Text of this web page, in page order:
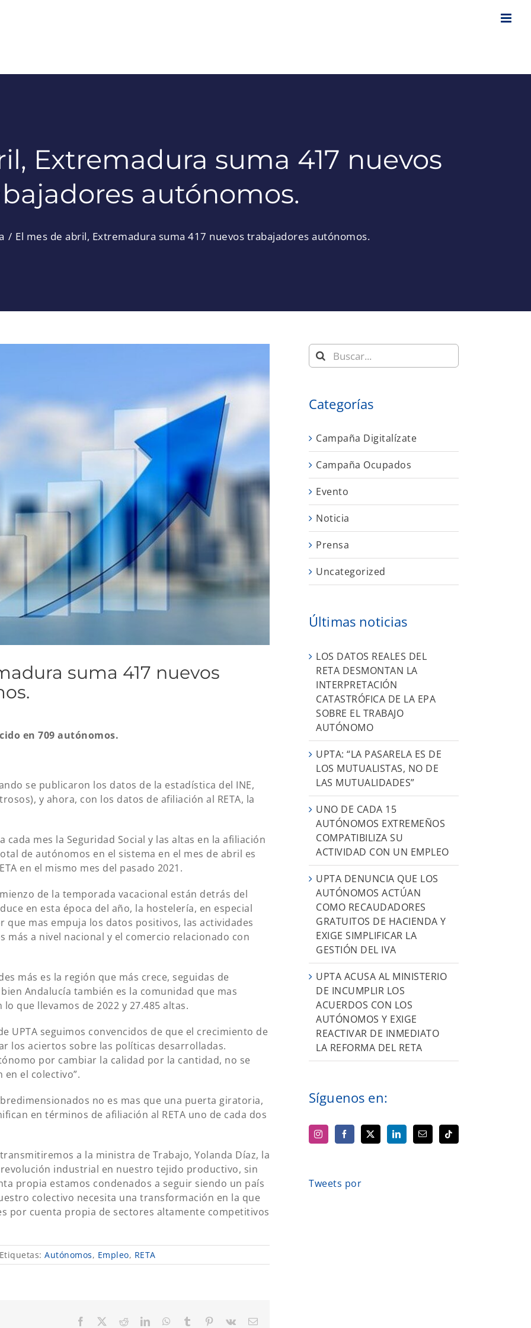
Extremadura suma 417 nuevos
autónomos.
El mes de abril, Extremadura suma 417 nuevos trabajadores autónomos.
suma 417 nuevos
en 709 autónomos.
se publicaron los datos de la estadística del INE,
y ahora, con los datos de afiliación al RETA, la
mes la Seguridad Social y las altas en la afiliación
de autónomos en el sistema en el mes de abril es
en el mismo mes del pasado 2021.
de la temporada vacacional están detrás del
en esta época del año, la hostelería, en especial
que mas empuja los datos positivos, las actividades
más a nivel nacional y el comercio relacionado con
más es la región que más crece, seguidas de
Andalucía también es la comunidad que mas
que llevamos de 2022 y 27.485 altas.
UPTA seguimos convencidos de que el crecimiento de
los aciertos sobre las políticas desarrolladas.
por cambiar la calidad por la cantidad, no se
el colectivo”.
no es mas que una puerta giratoria,
en términos de afiliación al RETA uno de cada dos
a la ministra de Trabajo, Yolanda Díaz, la
industrial en nuestro tejido productivo, sin
propia estamos condenados a seguir siendo un país
colectivo necesita una transformación en la que
por cuenta propia de sectores altamente competitivos
Etiquetas: Autónomos, Empleo, RETA
Facebook RedditLinkedInWhatsApp
Tumblr Pinterest
Vk
Correo
Buscar:
Categorías
Campaña Digitalízate
Campaña Ocupados
Evento
Noticia
Prensa
Uncategorized
Últimas noticias
LOS DATOS REALES DEL
RETA DESMONTAN LA
INTERPRETACIÓN
CATASTRÓFICA DE LA EPA
SOBRE EL TRABAJO
AUTÓNOMO
UPTA: “LA PASARELA ES DE
LOS MUTUALISTAS, NO DE
LAS MUTUALIDADES”
UNO DE CADA 15
AUTÓNOMOS EXTREMEÑOS
COMPATIBILIZA SU
ACTIVIDAD CON UN EMPLEO
UPTA DENUNCIA QUE LOS
AUTÓNOMOS ACTÚAN
COMO RECAUDADORES
GRATUITOS DE HACIENDA Y
EXIGE SIMPLIFICAR LA
GESTIÓN DEL IVA
UPTA ACUSA AL MINISTERIO
DE INCUMPLIR LOS
ACUERDOS CON LOS
AUTÓNOMOS Y EXIGE
REACTIVAR DE INMEDIATO
LA REFORMA DEL RETA
Síguenos en:
Tweets por